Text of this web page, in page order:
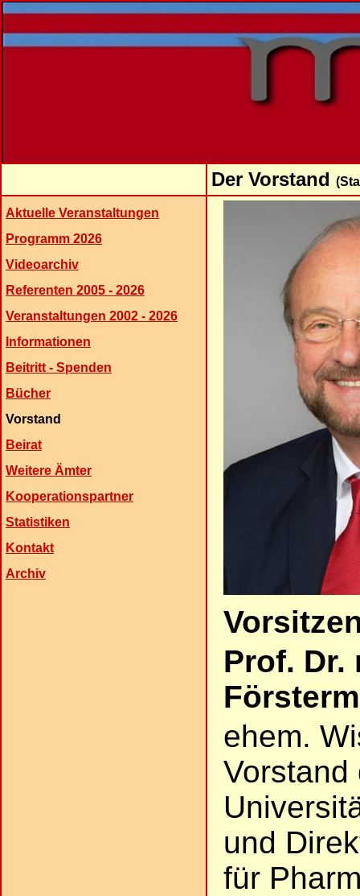
Der Vorstand
Aktuelle Veranstaltungen
Programm 2026
Videoarchiv
Referenten 2005 - 2026
Veranstaltungen 2002 - 2026
Informationen
Beitritt - Spenden
Bücher
Vorstand
Beirat
Weitere Ämter
Kooperationspartner
Statistiken
Kontakt
Archiv
Prof.
ehem.
Vorstand
und
für